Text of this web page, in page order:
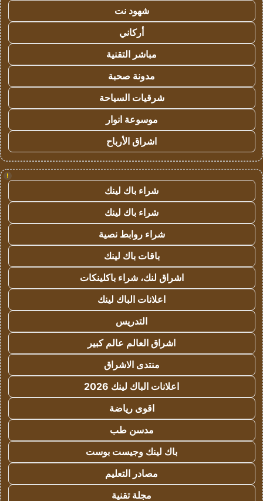
شهود نت
أركاني
مباشر التقنية
مدونة صحبة
شرقيات السياحة
موسوعة انوار
اشراق الأرباح
!
شراء باك لينك
شراء باك لينك
شراء روابط نصية
باقات باك لينك
اشراق لنك، شراء باكلينكات
اعلانات الباك لينك
التدريس
اشراق العالم عالم كبير
منتدى الاشراق
اعلانات الباك لينك 2026
اقوى رياضة
مدسن طب
باك لينك وجيست بوست
مصادر التعليم
مجلة تقنية